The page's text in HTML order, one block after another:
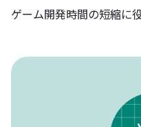
ゲーム開発時間の短縮に